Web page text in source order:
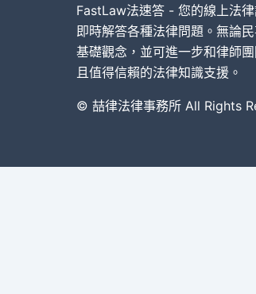
刑事犯罪案件
其他案件類型
刑事
其他
FastLaw法速答 - 您的線上法
即時解答各種法律問題。無論
基礎觀念，並可進一步和律師
且值得信賴的法律知識支援。
© 喆律法律事務所 All Rights